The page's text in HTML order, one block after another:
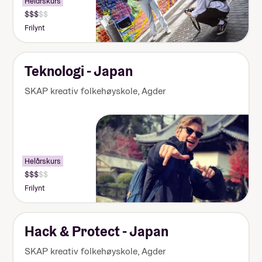
Pris: Inkludert i linjepris
Varighet: 1-2 overnattinger
Måltider pr dag inkludert: 4
Rafting
Pris:
140
000-
155
000
kr
Frilynt
Teknologi - Japan
SKAP kreativ folkehøyskole,Agder
Helårskurs
Pris:
140
000-
155
000
Frilynt
Hack & Protect - Japan
SKAP kreativ folkehøyskole,Agder